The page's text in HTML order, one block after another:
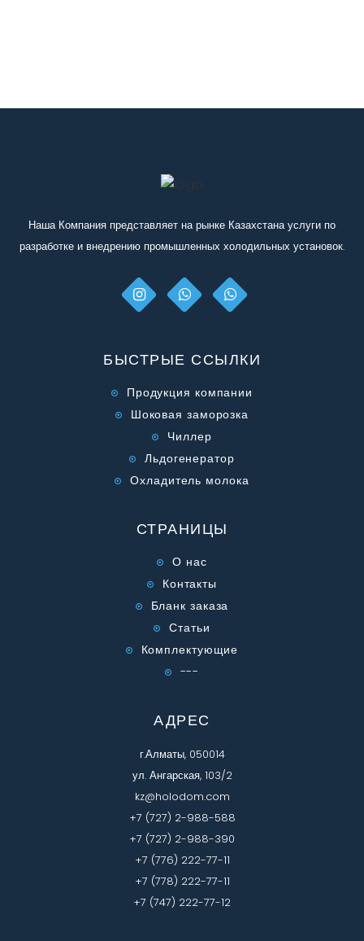
Наша Компания представляет на рынке Казахстана услуги по
разработке и внедрению промышленных холодильных установок.
БЫСТРЫЕ ССЫЛКИ
Продукция компании
Шоковая заморозка
Чиллер
Льдогенератор
Охладитель молока
СТРАНИЦЫ
О нас
Контакты
Бланк заказа
Статьи
Комплектующие
---
АДРЕС
г.Алматы, 050014
ул. Ангарская, 103/2
kz@holodom.com
+7 (727) 2-988-588
+7 (727) 2-988-390
+7 (776) 222-77-11
+7 (778) 222-77-11
+7 (747) 222-77-12